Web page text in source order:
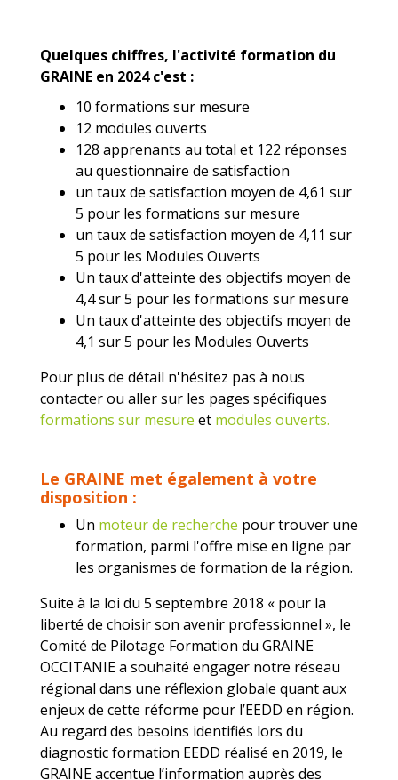
Quelques chiffres, l'activité formation du
GRAINE en 2024 c'est :
10 formations sur mesure
12 modules ouverts
128 apprenants au total et 122 réponses
au questionnaire de satisfaction
un taux de satisfaction moyen de 4,61 sur
5 pour les formations sur mesure
un taux de satisfaction moyen de 4,11 sur
5 pour les Modules Ouverts
Un taux d'atteinte des objectifs moyen de
4,4 sur 5 pour les formations sur mesure
Un taux d'atteinte des objectifs moyen de
4,1 sur 5 pour les Modules Ouverts
Pour plus de détail n'hésitez pas à nous
contacter ou aller sur les pages spécifiques
formations sur mesure et modules ouverts.
Le GRAINE met également à votre
disposition :
Un moteur de recherche pour trouver une
formation, parmi l'offre mise en ligne par
les organismes de formation de la région.
Suite à la loi du 5 septembre 2018 « pour la
liberté de choisir son avenir professionnel », le
Comité de Pilotage Formation du GRAINE
OCCITANIE a souhaité engager notre réseau
régional dans une réflexion globale quant aux
enjeux de cette réforme pour l’EEDD en région.
Au regard des besoins identifiés lors du
diagnostic formation EEDD réalisé en 2019, le
GRAINE accentue l’information auprès des